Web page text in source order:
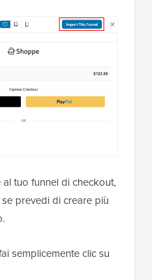
tuo funnel di checkout,
prevedi di creare più
semplicemente clic su